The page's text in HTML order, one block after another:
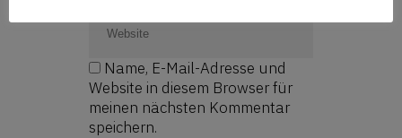
Name, E-Mail-Adresse und
Website in diesem Browser für
meinen nächsten Kommentar
speichern.